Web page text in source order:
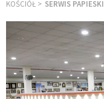
KOŚCIÓŁ SERWIS PAPIESKI